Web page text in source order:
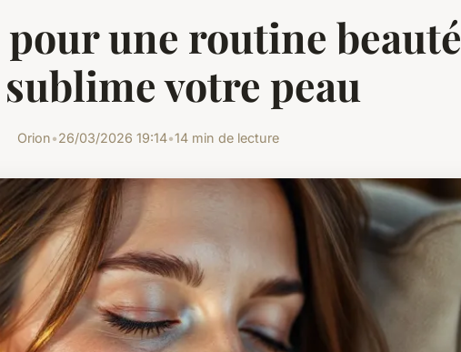
pour une routine beauté
votre peau
Orion•26/03/2026 19:14•14 min de lecture